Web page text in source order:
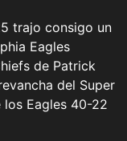
trajo consigo un
Eagles
de Patrick
del Super
Eagles 40-22